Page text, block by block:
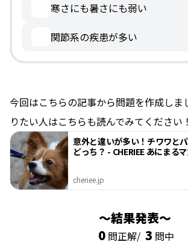
寒さにも暑さにも弱い
関節系の疾患が多い
今回はこちらの記事から問題を作成しま
りたい人はこちらも読んでみてください！
意外と違いが多い！チワワと
どっち？ - CHERIEE あにまる
cheriee.jp
結果発表
0 問正解/ 3 問中